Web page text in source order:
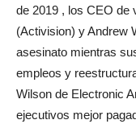
de 2019 , los CEO de
(Activision) y Andrew
asesinato mientras
empleos y
Wilson de Electronic
ejecutivos mejor